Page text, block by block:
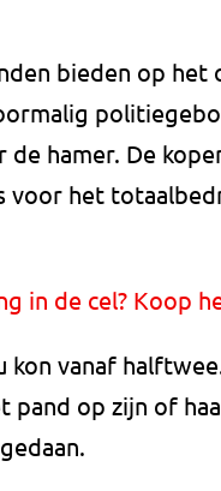
bieden op het
hamer. De
voor het
in de cel? Koop
kon vanaf
pand op zijn of